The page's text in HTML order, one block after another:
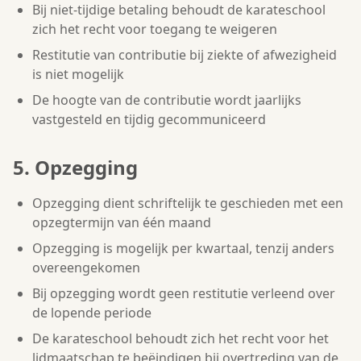
Bij niet-tijdige betaling behoudt de karateschool
zich het recht voor toegang te weigeren
Restitutie van contributie bij ziekte of afwezigheid
is niet mogelijk
De hoogte van de contributie wordt jaarlijks
vastgesteld en tijdig gecommuniceerd
5. Opzegging
Opzegging dient schriftelijk te geschieden met een
opzegtermijn van één maand
Opzegging is mogelijk per kwartaal, tenzij anders
overeengekomen
Bij opzegging wordt geen restitutie verleend over
de lopende periode
De karateschool behoudt zich het recht voor het